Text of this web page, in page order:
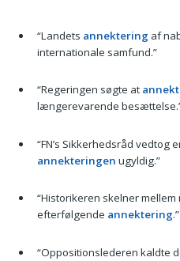
“Landets annektering af
internationale samfund.”
“Regeringen søgte at
længerevarende
“FN’s Sikkerhedsråd
annekteringen ugyldig.”
“Historikeren skelner
efterfølgende annektering.”
“Oppositionslederen kaldte